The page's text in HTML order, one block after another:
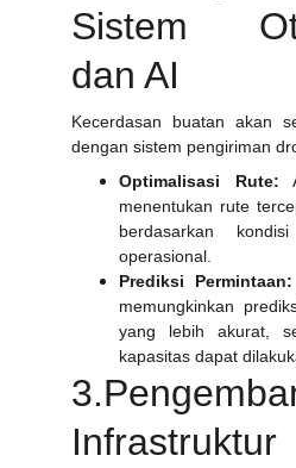
Sistem
dan AI
Kecerdasan buatan akan
dengan sistem pengiriman
Optimalisasi Rute:
menentukan rute
berdasarkan
operasional.
Prediksi Permintaan:
memungkinkan
yang lebih akurat,
kapasitas dapat